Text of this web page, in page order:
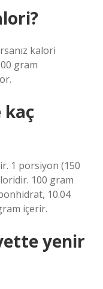
kalori
gram
kaç
1 porsiyon (150
100 gram
10.04
içerir.
yenir